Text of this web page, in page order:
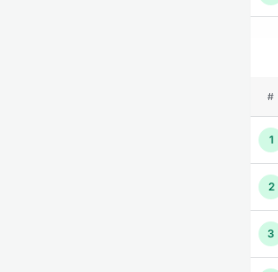
#
1
2
3